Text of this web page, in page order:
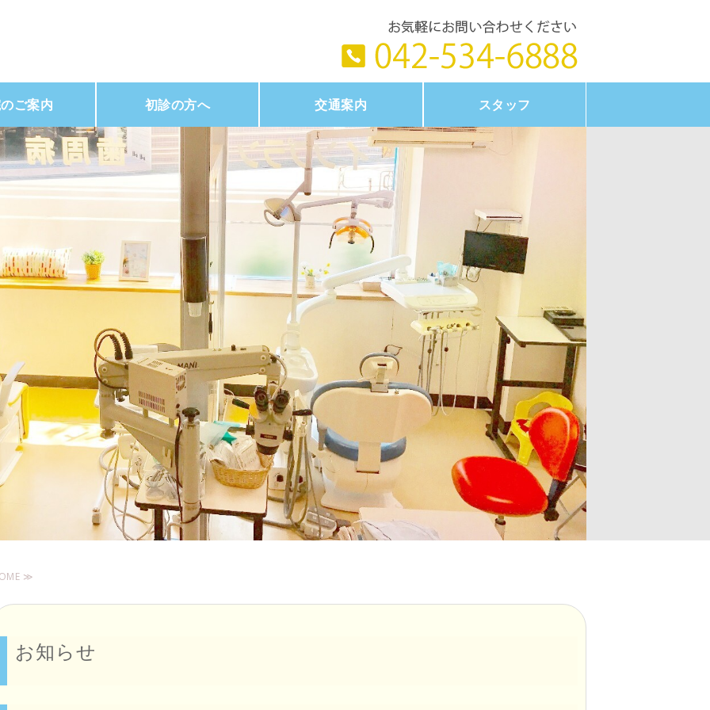
ご案内 初診の方へ 交通案内 スタッフ
≫
お知らせ